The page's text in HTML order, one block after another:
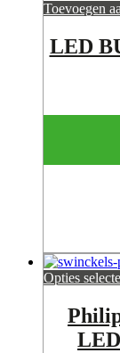
Toevoegen
LED
Opties